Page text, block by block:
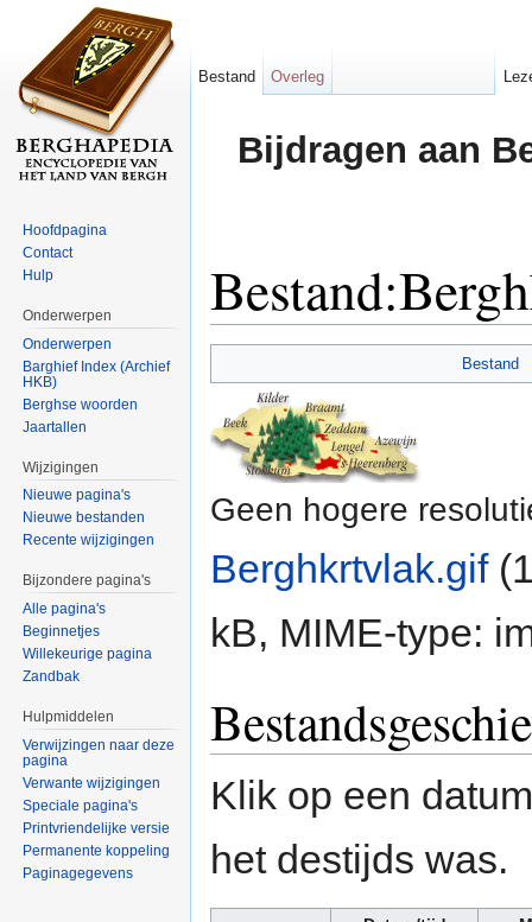
Bijdragen aan
Bestand
Geen hogere
Berghkrtvlak.gif‎
kB, MIME-type:
Klik op een
het destijds was.
Bestand Overleg
Hoofdpagina
Contact
Hulp
Onderwerpen
Onderwerpen
Barghief Index (Archief
HKB)
Berghse woorden
Jaartallen
Wijzigingen
Nieuwe pagina's
Nieuwe bestanden
Recente wijzigingen
Bijzondere pagina's
Alle pagina's
Beginnetjes
Willekeurige pagina
Zandbak
Hulpmiddelen
Verwijzingen naar deze
pagina
Verwante wijzigingen
Speciale pagina's
Printvriendelijke versie
Permanente koppeling
Paginagegevens